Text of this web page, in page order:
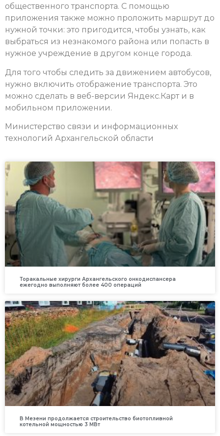
общественного транспорта. С помощью
приложения также можно проложить маршрут до
нужной точки: это пригодится, чтобы узнать, как
выбраться из незнакомого района или попасть в
нужное учреждение в другом конце города.
Для того чтобы следить за движением автобусов,
нужно включить отображение транспорта. Это
можно сделать в веб-версии Яндекс.Карт и в
мобильном приложении.
Министерство связи и информационных
технологий Архангельской области
Торакальные хирурги Архангельского онкодиспансера
ежегодно выполняют более 400 операций
В Мезени продолжается строительство биотопливной
котельной мощностью 3 МВт